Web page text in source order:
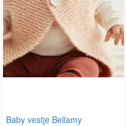
Baby vestje Bellamy